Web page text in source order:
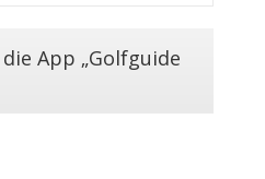
App „Golfguide